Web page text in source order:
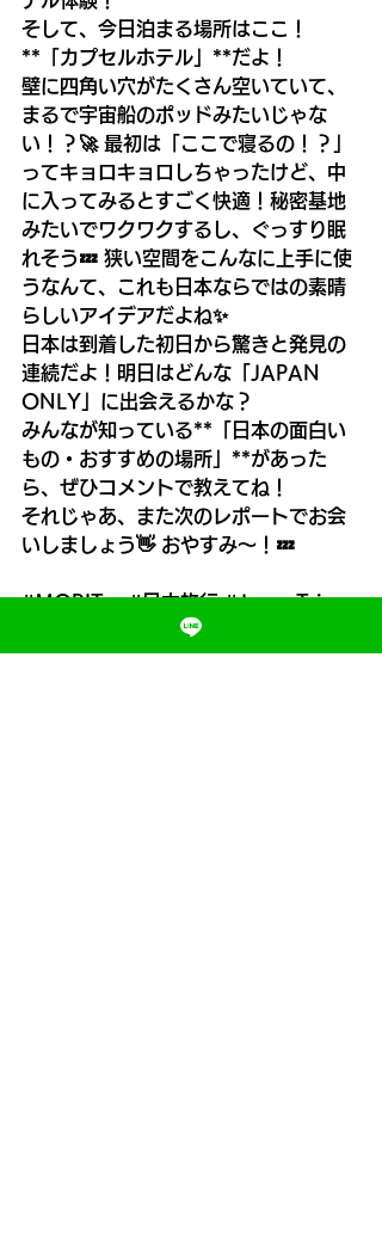
そして、今日泊まる場所はここ！
**「カプセルホテル」**だよ！
壁に四角い穴がたくさん空いていて、
まるで宇宙船のポッドみたいじゃな
い！？🚀 最初は「ここで寝るの！？」
ってキョロキョロしちゃったけど、中
に入ってみるとすごく快適！秘密基地
みたいでワクワクするし、ぐっすり眠
れそう💤 狭い空間をこんなに上手に使
うなんて、これも日本ならではの素晴
らしいアイデアだよね✨
日本は到着した初日から驚きと発見の
連続だよ！明日はどんな「JAPAN
ONLY」に出会えるかな？
みんなが知っている**「日本の面白い
もの・おすすめの場所」**があった
ら、ぜひコメントで教えてね！
それじゃあ、また次のレポートでお会
いしましょう👋 おやすみ〜！💤
#MORITre #日本旅行 #JapanTrip
#日本のタクシー
動ドア #ガチャガチャ #ガチャポン #